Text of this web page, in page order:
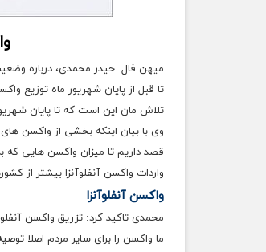
میهن فال: حیدر محمدی، درباره
تا قبل از پایان شهریور ماه توزیع
تلاش مان این است که تا پایان
وی با بیان اینکه بخشی از واکسن های
قصد داریم تا میزان واکسن هایی که
واردات واکسن آنفلوآنزا بیشتر از
واکسن آنفلوآنزا
محمدی تاکید کرد: تزریق واکسن
ما واکسن را برای سایر مردم اصلا